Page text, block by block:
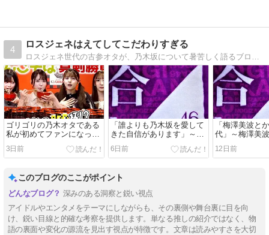
4
ロスジェネはえてしてこだわりすぎる
ロスジェネ世代の古参オタが、乃木坂について暑苦しく語るブログ。推しは井上小百合ですがＷＭＤ（割とみんな大好き）。乃木活の合間の腕時計趣味も。
ゴリゴリの乃木オタである
私が初めてファンになった
AKBメンバー・かわゆいこ
と川村結衣の話
3日前
「誰よりも乃木坂を愛して
きた自信があります」～梅
澤美波の卒業に寄せて
③【乃木坂46考察】
6日前
「梅澤美波と
代」～梅澤美
せて②【乃木
12日前
このブログのここがポイント
深みのある洞察と鋭い視点
アイドルやエンタメをテーマにしながらも、その裏側や舞台裏に目を向
け、鋭い目線と的確な考察を提供します。単なる推しの紹介ではなく、物
語の裏面や変化の源流を見出す視点が特徴です。文章は読みやすさを大切